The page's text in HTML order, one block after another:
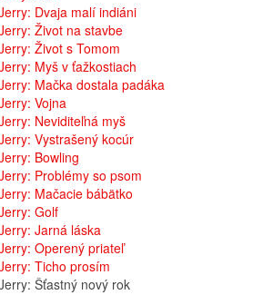
Dvaja malí indiáni
Život na stavbe
Život s Tomom
Myš v ťažkostiach
Mačka dostala padáka
Vojna
Neviditeľná myš
Vystrašený kocúr
Bowling
Problémy so psom
Mačacie bábätko
Golf
Jarná láska
Operený priateľ
Ticho prosím
Šťastný nový rok